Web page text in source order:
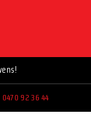
0470 92 36 44